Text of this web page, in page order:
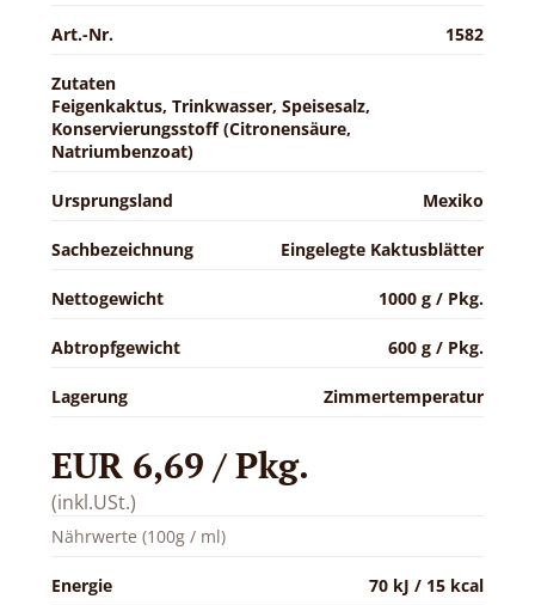
Art.-Nr. 1582
Zutaten
Feigenkaktus, Trinkwasser, Speisesalz,
Konservierungsstoff (Citronensäure,
Natriumbenzoat)
Ursprungsland Mexiko
Sachbezeichnung Eingelegte Kaktusblätter
Nettogewicht 1000 g / Pkg.
Abtropfgewicht 600 g / Pkg.
Lagerung Zimmertemperatur
EUR 6,69 / Pkg.
(inkl.USt.)
Nährwerte (100g / ml)
Energie 70 kJ / 15 kcal